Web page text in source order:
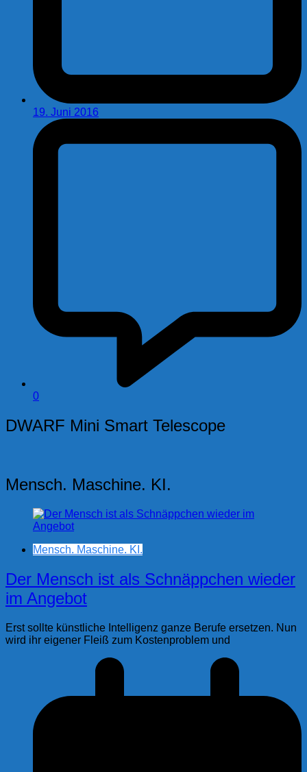
19. Juni 2016
0
DWARF Mini Smart Telescope
Mensch. Maschine. KI.
Mensch. Maschine. KI.
Der Mensch ist als Schnäppchen wieder
im Angebot
Erst sollte künstliche Intelligenz ganze Berufe ersetzen. Nun
wird ihr eigener Fleiß zum Kostenproblem und